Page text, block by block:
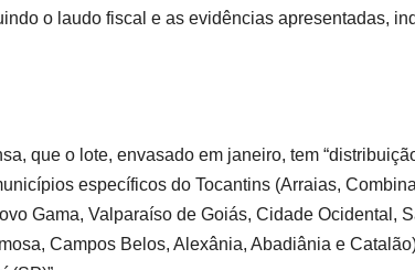
o laudo fiscal e as evidências apresentadas,
que o lote, envasado em janeiro, tem
específicos do Tocantins (Arraias,
Gama, Valparaíso de Goiás, Cidade Ocidental,
Campos Belos, Alexânia, Abadiânia e